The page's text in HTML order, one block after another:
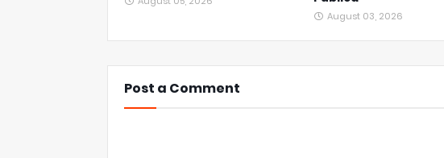
August 03, 2026
Post a Comment